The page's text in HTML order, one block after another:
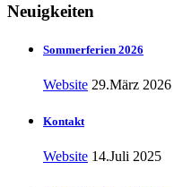
Neuigkeiten
Sommerferien 2026
Website 29.März 2026
Kontakt
Website 14.Juli 2025